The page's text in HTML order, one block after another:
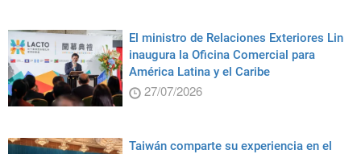
El ministro de Relaciones Exteriores Lin
inaugura la Oficina Comercial para
América Latina y el Caribe
27/07/2026
Taiwán comparte su experiencia en el